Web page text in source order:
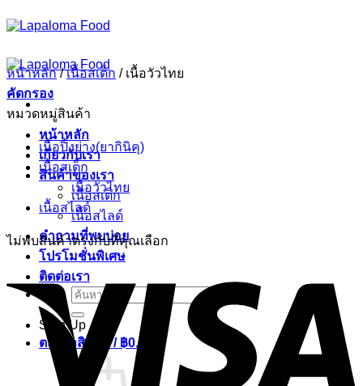
ข้าม
ไป
ยัง
เนื้อหา
หน้าหลัก
เกี่ยวกับเรา
สินค้าของเรา
เนื้อสเต็ก
เนื้อสไลด์
คำถามที่พบบ่อย
โปรโมชั่นพิเศษ
ติดต่อเรา
ค้นหา:
Sign Up
ตะกร้าสินค้า / ฿0.00
หน้าหลัก / เนื้อสเต็ก /เนื้อวัวไทย
คัดกรอง
หมวดหมู่สินค้า
เนื้อปิ้งย่าง(ยากินิคุ)
เนื้อสเต็ก
เนื้อวัวไทย
เนื้อสไลด์
ไม่พบสินค้าตรงกับที่คุณเลือก